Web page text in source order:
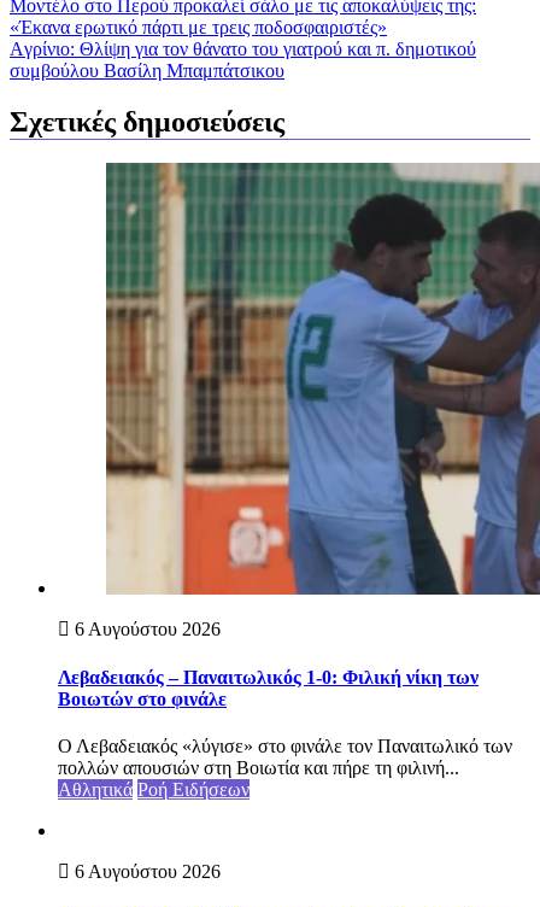
Μοντέλο στο Περού προκαλεί σάλο με τις αποκαλύψεις της:
«Έκανα ερωτικό πάρτι με τρεις ποδοσφαιριστές»
Aγρίνιο: Θλίψη για τον θάνατο του γιατρού και π. δημοτικού
συμβούλου Βασίλη Μπαμπάτσικου
Σχετικές δημοσιεύσεις
6 Αυγούστου 2026
Λεβαδειακός – Παναιτωλικός 1-0: Φιλική νίκη των
Βοιωτών στο φινάλε
Ο Λεβαδειακός «λύγισε» στο φινάλε τον Παναιτωλικό των
πολλών απουσιών στη Βοιωτία και πήρε τη φιλινή...
Αθλητικά Ροή Ειδήσεων
6 Αυγούστου 2026